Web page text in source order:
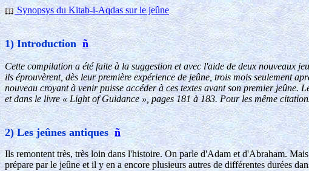
Synopsys du Kitab-i-Aqdas sur le jeûne
1) Introduction ñ
Cette compilation a été faite à la suggestion et avec l'aide de deux nouveaux
ils éprouvèrent, dès leur première expérience de jeûne, trois mois seulement
nouveau croyant à venir puisse accéder à ces textes avant son premier
et dans le livre « Light of Guidance », pages 181 à 183. Pour les même
2) Les jeûnes antiques ñ
Ils remontent très, très loin dans l'histoire. On parle d'Adam et d'Abraham.
prépare par le jeûne et il y en a encore plusieurs autres de différentes durées